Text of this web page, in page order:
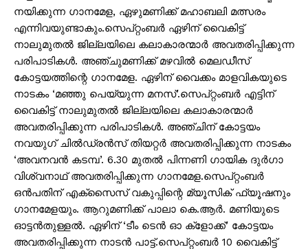
നയിക്കുന്ന ഗാനമേള, ഏഴുമണിക്ക് മഹാബലി മത്സരം
എന്നിവയുണ്ടാകും.സെപ്റ്റംബർ ഏഴിന് വൈകിട്ട്
നാലുമുതൽ ജില്ലയിലെ കലാകാരന്മാർ അവതരിപ്പിക്കുന്ന
പരിപാടികൾ. അഞ്ചുമണിക്ക് മഴവിൽ മെലഡീസ്
കോട്ടയത്തിന്റെ ഗാനമേള. ഏഴിന് വൈക്കം മാളവികയുടെ
നാടകം ‘മഞ്ഞു പെയ്യുന്ന മനസ്’.സെപ്റ്റംബർ എട്ടിന്
വൈകിട്ട് നാലുമുതൽ ജില്ലയിലെ കലാകാരന്മാർ
അവതരിപ്പിക്കുന്ന പരിപാടികൾ. അഞ്ചിന് കോട്ടയം
നവയുഗ് ചിൽഡ്രൻസ് തിയറ്റർ അവതരിപ്പിക്കുന്ന നാടകം
‘അവനവൻ കടമ്പ’. 6.30 മുതൽ പിന്നണി ഗായിക ദുർഗാ
വിശ്വനാഥ് അവതരിപ്പിക്കുന്ന ഗാനമേള.സെപ്റ്റംബർ
ഒൻപതിന് എക്‌സൈസ് വകുപ്പിന്റെ മ്യൂസിക് ഫ്യൂഷനും
ഗാനമേളയും. ആറുമണിക്ക് പാലാ കെ.ആർ. മണിയുടെ
ഓട്ടൻതുള്ളൽ. ഏഴിന് ‘ടീം ടെൻ ഓ ക്‌ളോക്ക്’ കോട്ടയം
അവതരിപ്പിക്കുന്ന നാടൻ പാട്ട്.സെപ്റ്റംബർ 10 വൈകിട്ട്